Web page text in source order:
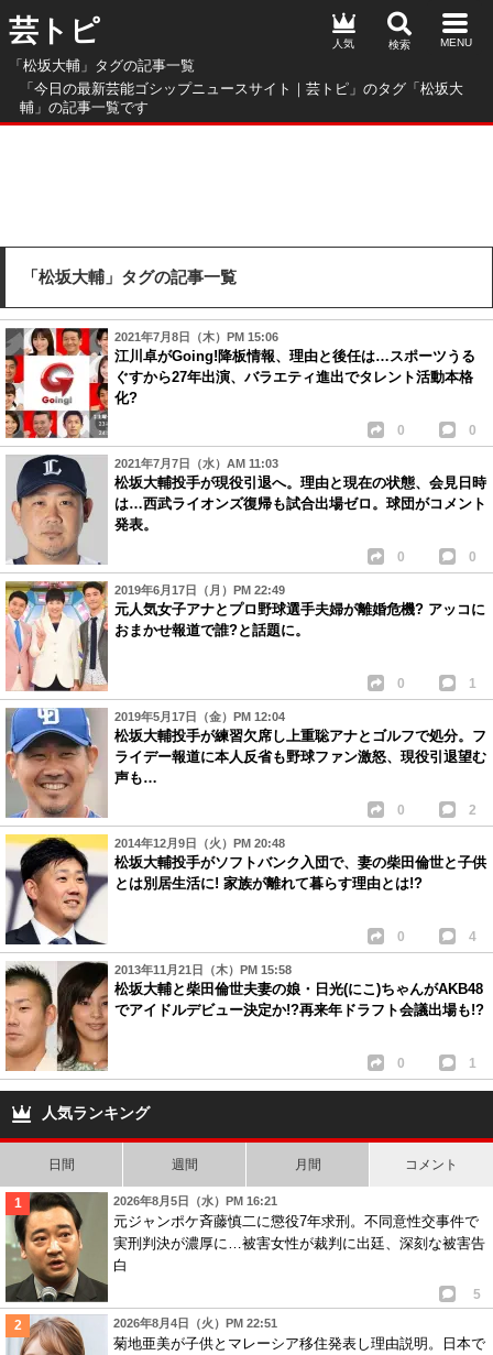
芸トピ
「松坂大輔」タグの記事一覧
「今日の最新芸能ゴシップニュースサイト｜芸トピ」のタグ「松坂大
輔」の記事一覧です
人気
「松坂大輔」タグの記事一覧
2021年7月8日（木）PM 15:06
江川卓がGoing!降板情報、理由と後任は…スポーツうる
ぐすから27年出演、バラエティ進出でタレント活動本格
化?
0 0
2021年7月7日（水）AM 11:03
松坂大輔投手が現役引退へ。理由と現在の状態、会見日時
は…西武ライオンズ復帰も試合出場ゼロ。球団がコメント
発表。
0 0
2019年6月17日（月）PM 22:49
元人気女子アナとプロ野球選手夫婦が離婚危機? アッコに
おまかせ報道で誰?と話題に。
0 1
2019年5月17日（金）PM 12:04
松坂大輔投手が練習欠席し上重聡アナとゴルフで処分。フ
ライデー報道に本人反省も野球ファン激怒、現役引退望む
声も…
0 2
2014年12月9日（火）PM 20:48
松坂大輔投手がソフトバンク入団で、妻の柴田倫世と子供
とは別居生活に! 家族が離れて暮らす理由とは!?
0 4
2013年11月21日（木）PM 15:58
松坂大輔と柴田倫世夫妻の娘・日光(にこ)ちゃんがAKB48
でアイドルデビュー決定か!?再来年ドラフト会議出場も!?
0 1
人気ランキング
日間 週間 月間 コメント
2026年8月5日（水）PM 16:21
元ジャンポケ斉藤慎二に懲役7年求刑。不同意性交事件で
実刑判決が濃厚に…被害女性が裁判に出廷、深刻な被害告
白
5
2026年8月4日（火）PM 22:51
菊地亜美が子供とマレーシア移住発表し理由説明。日本で